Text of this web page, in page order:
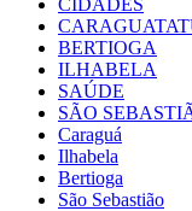
BERTIOGA
ILHABELA
SAÚDE
SÃO
Caraguá
Ilhabela
Bertioga
São Sebastião